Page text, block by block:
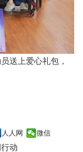
送上爱心礼包，
人人网 微信
动